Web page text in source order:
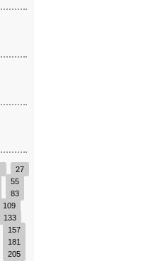
27
55
83
109
133
157
181
205